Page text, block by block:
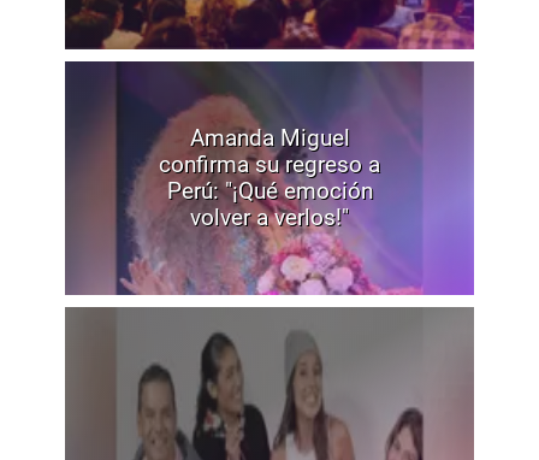
Amanda Miguel
confirma su regreso a
Perú: "¡Qué emoción
volver a verlos!"